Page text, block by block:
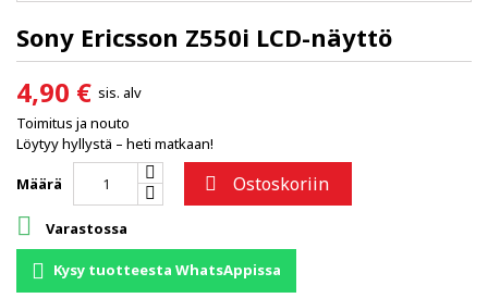
Sony Ericsson Z550i LCD-näyttö
4,90 € sis. alv
Toimitus ja nouto
Löytyy hyllystä – heti matkaan!
Määrä  Ostoskoriin
 Varastossa
Kysy tuotteesta WhatsAppissa